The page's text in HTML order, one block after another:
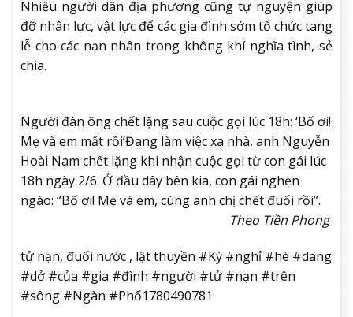
Nhiều người dân địa phương cũng tự nguyện giúp
đỡ nhân lực, vật lực để các gia đình sớm tổ chức tang
lễ cho các nạn nhân trong không khí nghĩa tình, sẻ
chia.
Người đàn ông chết lặng sau cuộc gọi lúc 18h: ‘Bố ơi!
Mẹ và em mất rồi’Đang làm việc xa nhà, anh Nguyễn
Hoài Nam chết lặng khi nhận cuộc gọi từ con gái lúc
18h ngày 2/6. Ở đầu dây bên kia, con gái nghẹn
ngào: “Bố ơi! Mẹ và em, cùng anh chị chết đuối rồi”.
Theo Tiền Phong ​
tử nạn, đuối nước , lật thuyền #Kỳ #nghỉ #hè #dang
#dở #của #gia #đình #người #tử #nạn #trên
#sông #Ngàn #Phố1780490781